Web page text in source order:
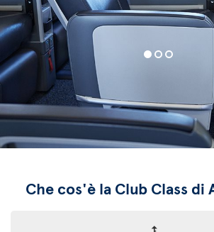
Che cos'è la Club Class di